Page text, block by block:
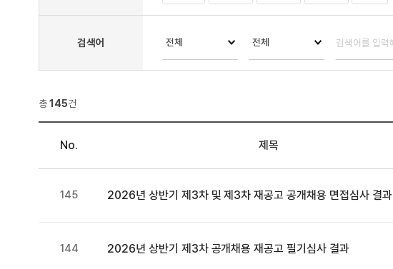
검색어
총145건
No. 제목
145 2026년 상반기 제3차 및 제3차 재공고 공개채용 면접심사 결과
144 2026년 상반기 제3차 공개채용 재공고 필기심사 결과